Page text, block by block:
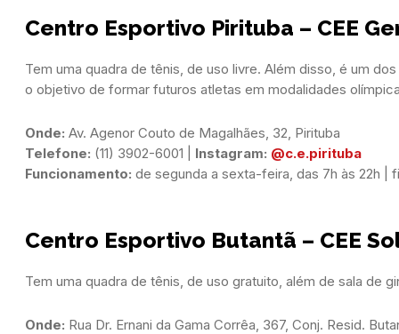
Centro Esportivo Pirituba – CEE
Tem uma quadra de tênis, de uso livre. Além disso, é um
o objetivo de formar futuros atletas em modalidades
Onde:
Telefone: (11) 3902-6001 | Instagram: @c.e.pirituba
Funcionamento: de segunda a sexta-feira, das 7h às 22h |
Centro Esportivo Butantã – CEE
Tem uma quadra de tênis, de uso gratuito, além de sala de
Onde: